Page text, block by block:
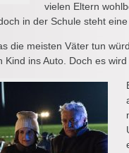
vielen Eltern
in der Schule steht eine
die meisten Väter tun
Kind ins Auto. Doch es